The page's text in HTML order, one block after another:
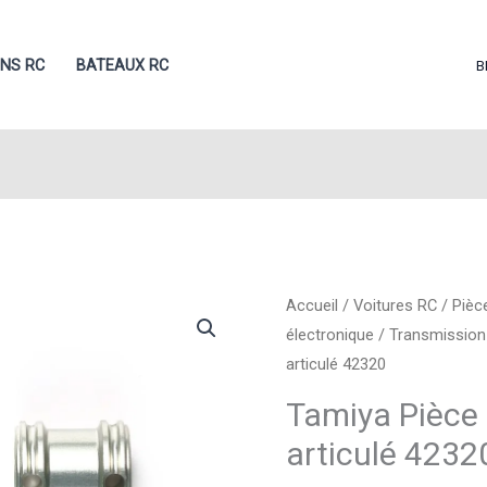
RC BATEAUX RC
Accueil /Voitures RC /
électronique /Transmission
articulé 42320
Tamiya
articulé